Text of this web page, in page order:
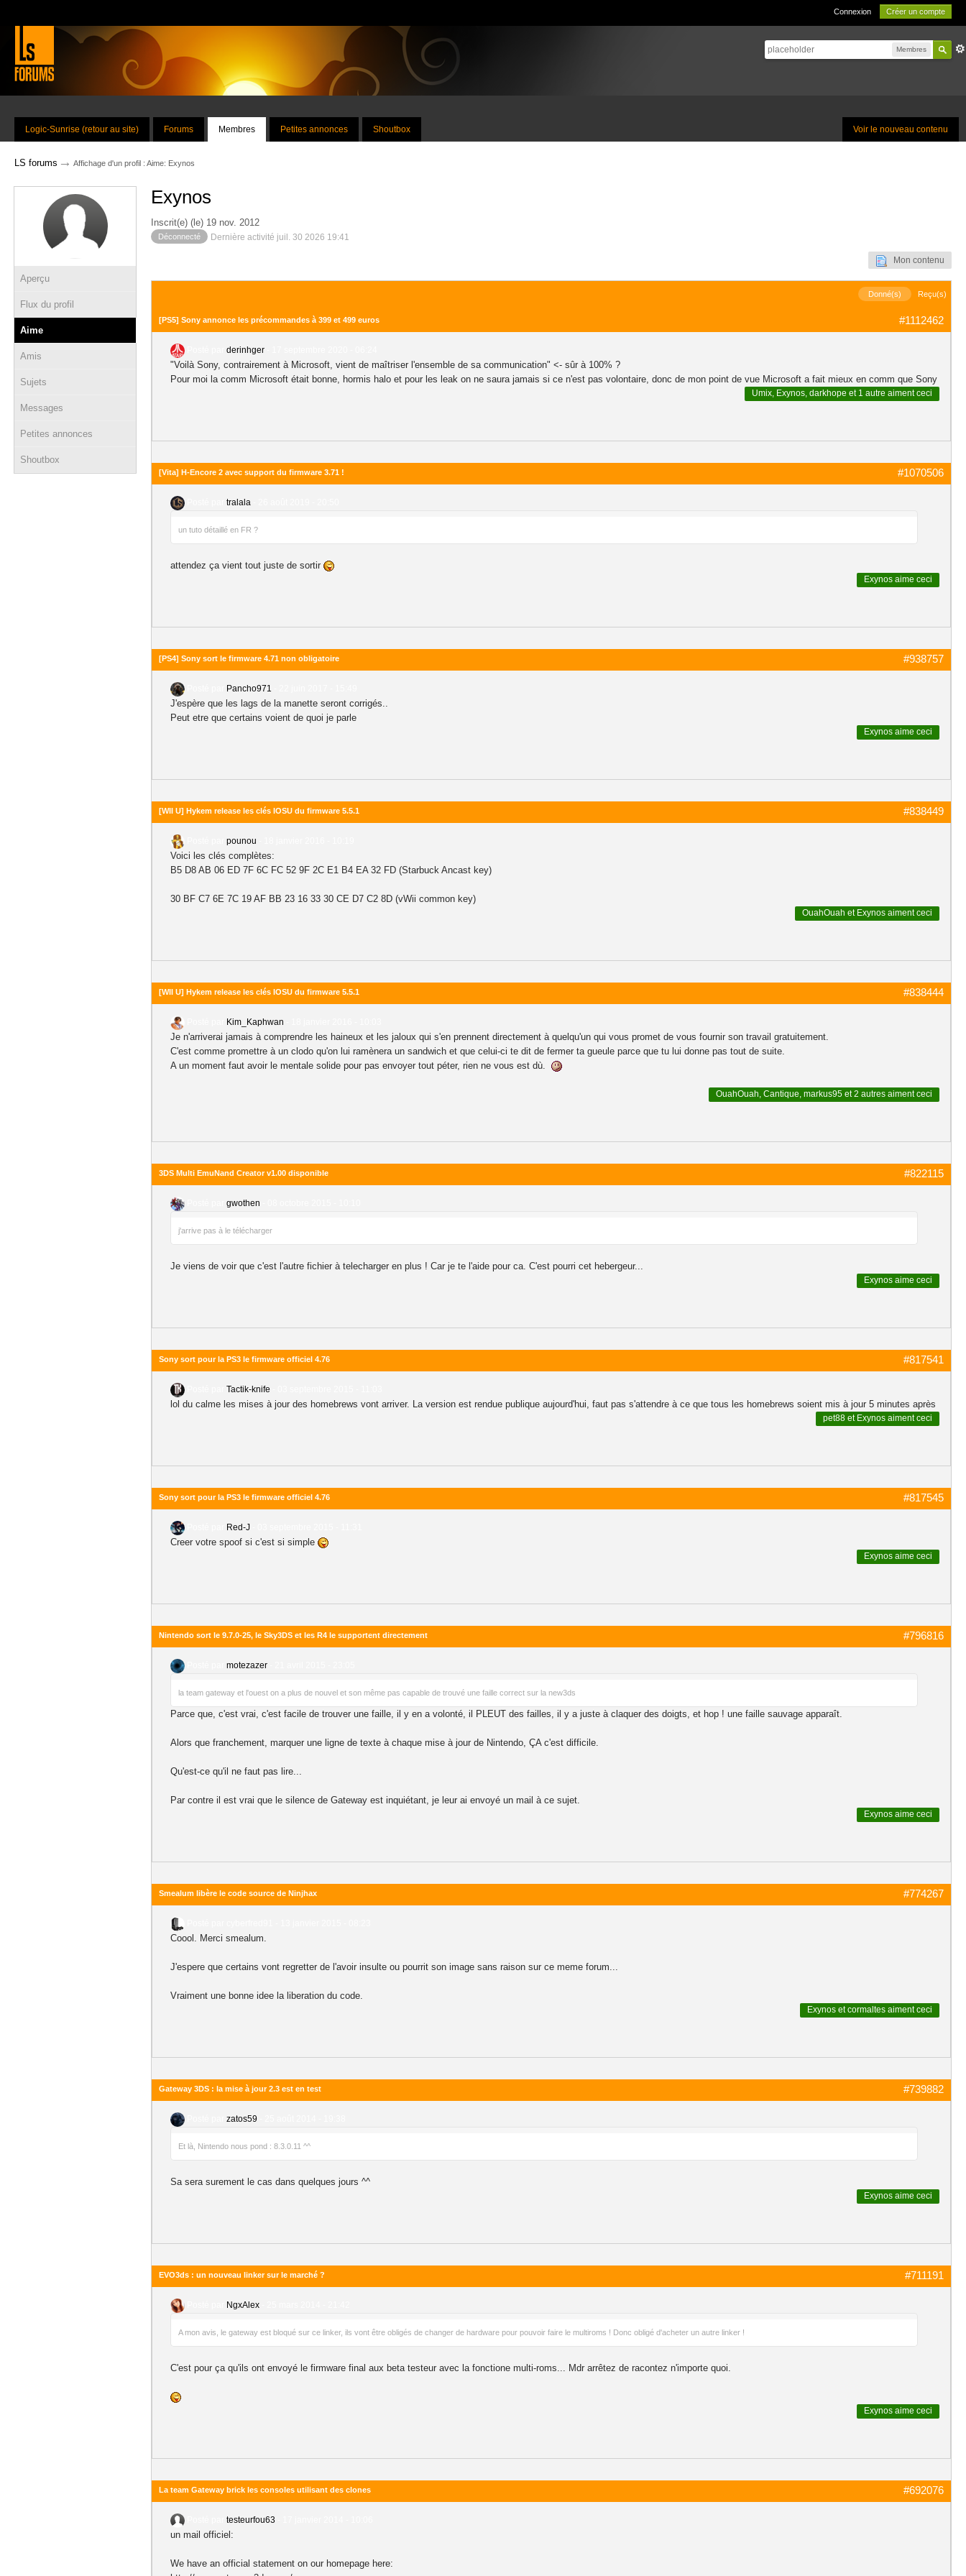
Connexion Créer un compte
Membres
Voir le nouveau contenu
Logic-Sunrise (retour au site) Forums Membres Petites annonces Shoutbox
LS forums → Affichage d'un profil : Aime: Exynos
Aperçu
Flux du profil
Aime
Amis
Sujets
Messages
Petites annonces
Shoutbox
Exynos
Inscrit(e) (le) 19 nov. 2012
Déconnecté Dernière activité juil. 30 2026 19:41
Mon contenu
Donné(s) Reçu(s)
#1112462
[PS5] Sony annonce les précommandes à 399 et 499 euros
derinhger
"Voilà Sony, contrairement à Microsoft, vient de maîtriser l'ensemble de sa communication" <- sûr à 100% ?
Pour moi la comm Microsoft était bonne, hormis halo et pour les leak on ne saura jamais si ce n'est pas volontaire, donc de mon point de vue Microsoft a fait mieux en comm que Sony
Umix, Exynos, darkhope et 1 autre aiment ceci
#1070506
[Vita] H-Encore 2 avec support du firmware 3.71 !
tralala
un tuto détaillé en FR ?
attendez ça vient tout juste de sortir
Exynos aime ceci
#938757
[PS4] Sony sort le firmware 4.71 non obligatoire
Pancho971
J'espère que les lags de la manette seront corrigés..
Peut etre que certains voient de quoi je parle
Exynos aime ceci
#838449
[WII U] Hykem release les clés IOSU du firmware 5.5.1
pounou
Voici les clés complètes:
B5 D8 AB 06 ED 7F 6C FC 52 9F 2C E1 B4 EA 32 FD (Starbuck Ancast key)
30 BF C7 6E 7C 19 AF BB 23 16 33 30 CE D7 C2 8D (vWii common key)
OuahOuah et Exynos aiment ceci
#838444
[WII U] Hykem release les clés IOSU du firmware 5.5.1
Kim_Kaphwan
Je n'arriverai jamais à comprendre les haineux et les jaloux qui s'en prennent directement à quelqu'un qui vous promet de vous fournir son travail gratuitement.
C'est comme promettre à un clodo qu'on lui ramènera un sandwich et que celui-ci te dit de fermer ta gueule parce que tu lui donne pas tout de suite.
A un moment faut avoir le mentale solide pour pas envoyer tout péter, rien ne vous est dù.
OuahOuah, Cantique, markus95 et2 autres aiment ceci
#822115
3DS Multi EmuNand Creator v1.00 disponible
gwothen
j'arrive pas à le télécharger
Je viens de voir que c'est l'autre fichier à telecharger en plus ! Car je te l'aide pour ca. C'est pourri cet hebergeur...
Exynos aime ceci
#817541
Sony sort pour la PS3 le firmware officiel 4.76
Tactik-knife
lol du calme les mises à jour des homebrews vont arriver. La version est rendue publique aujourd'hui, faut pas s'attendre à ce que tous les homebrews soient mis à jour 5 minutes après
pet88 et Exynos aiment ceci
#817545
Sony sort pour la PS3 le firmware officiel 4.76
Red-J
Creer votre spoof si c'est si simple
Exynos aime ceci
#796816
Nintendo sort le 9.7.0-25, le Sky3DS et les R4 le supportent directement
motezazer
la team gateway et l'ouest on a plus de nouvel et son même pas capable de trouvé une faille correct sur la new3ds
Parce que, c'est vrai, c'est facile de trouver une faille, il y en a volonté, il PLEUT des failles, il y a juste à claquer des doigts, et hop ! une faille sauvage apparaît.
Alors que franchement, marquer une ligne de texte à chaque mise à jour de Nintendo, ÇA c'est difficile.
Qu'est-ce qu'il ne faut pas lire...
Par contre il est vrai que le silence de Gateway est inquiétant, je leur ai envoyé un mail à ce sujet.
Exynos aime ceci
#774267
Smealum libère le code source de Ninjhax
Coool. Merci smealum.
J'espere que certains vont regretter de l'avoir insulte ou pourrit son image sans raison sur ce meme forum...
Vraiment une bonne idee la liberation du code.
Exynos etcormaltes aiment ceci
#739882
Gateway 3DS : la mise à jour 2.3 est en test
zatos59
Et là, Nintendo nous pond : 8.3.0.11 ^^
Sa sera surement le cas dans quelques jours ^^
Exynos aime ceci
#711191
EVO3ds : un nouveau linker sur le marché ?
NgxAlex
A mon avis, le gateway est bloqué sur ce linker, ils vont être obligés de changer de hardware pour pouvoir faire le multiroms ! Donc obligé d'acheter un autre linker !
C'est pour ça qu'ils ont envoyé le firmware final aux beta testeur avec la fonctione multi-roms... Mdr arrêtez de racontez n'importe quoi.
Exynos aime ceci
#692076
La team Gateway brick les consoles utilisant des clones
testeurfou63
un mail officiel:
We have an official statement on our homepage here: